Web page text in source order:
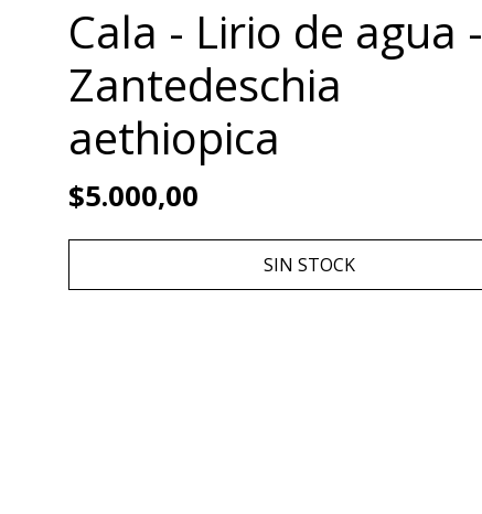
Cala - Lirio de agua -
Zantedeschia
aethiopica
$5.000,00
SIN STOCK